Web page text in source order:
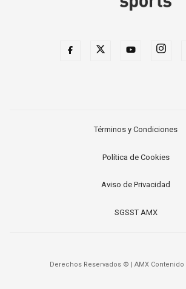
Términos y Condiciones
Política de Cookies
Aviso de Privacidad
SGSST AMX
Derechos Reservados © AMX Contenido